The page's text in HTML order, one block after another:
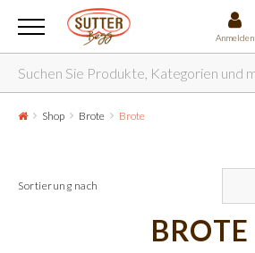
Anmelden
Shop Brote Brote
Sortierung nach
BROTE